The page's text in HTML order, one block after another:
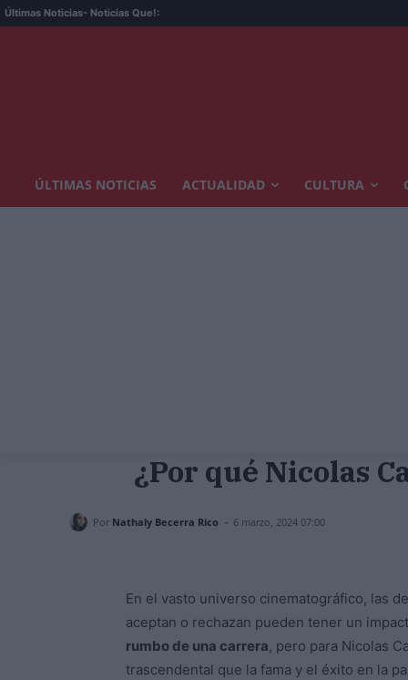
Últimas Noticias- Noticias Que!:
ÚLTIMAS NOTICIAS ACTUALIDAD CULTURA
¿Por qué Nicolas
Por Nathaly Becerra Rico - 6 marzo, 2024 07:00
En el vasto universo cinematográfico, las
aceptan o rechazan pueden tener un
rumbo de una carrera, pero para Nicolas
trascendental que la fama y el éxito en la